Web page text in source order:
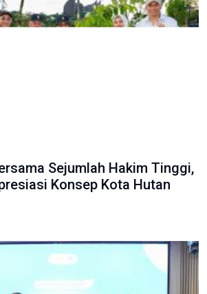
Sejumlah Hakim Tinggi,
Konsep Kota Hutan